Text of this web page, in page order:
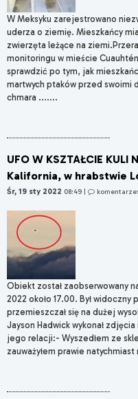
W Meksyku zarejestrowano
uderza o ziemię. Mieszkańcy
zwierzęta leżące na
monitoringu w mieście
sprawdzić po tym, jak
martwych ptaków przed swoimi
chmara .......
UFO W KSZTAŁCIE
Kalifornia, w hrabstwie
Śr, 19 sty 2022 08:49
Obiekt został zaobserwowany
2022 około 17.00. Był
przemieszczał się na dużej
Jayson Hadwick wykonał
jego relacji:- Wyszedłem ze
zauważyłem prawie